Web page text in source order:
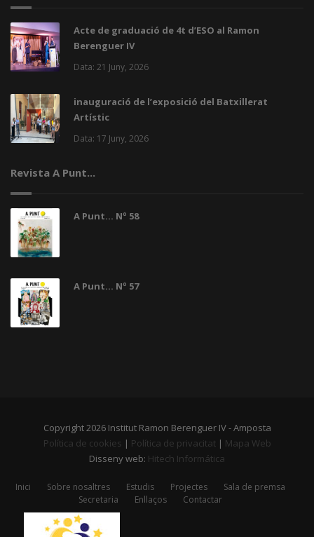
Acte de graduació de 4t d’ESO al Ramon
Berenguer IV
Data: 21 Juny, 2026
inauguració de l’exposició del Batxillerat
Artístic
Data: 17 Juny, 2026
Revista A Punt...
A Punt... Nº 58
A Punt... Nº 57
Copyright 2026 Institut Ramon Berenguer IV - Amposta
Política de cookies | Política de privacitat| Mapa Web
Disseny web: Hitech Informática
Inici Sobre nosaltres Estudis Projectes
Sala de premsa
Secretaria
Enllaços Contactar